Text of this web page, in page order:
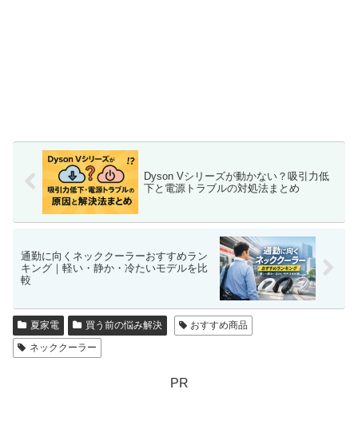
Dyson Vシリーズが動かない？吸引力低
下と電源トラブルの対処法まとめ
通勤に向くネッククーラーおすすめラン
キング｜軽い・静か・冷たいモデルを比
較
夏家電 買う前の悩み解決
おすすめ商品
ネッククーラー
PR